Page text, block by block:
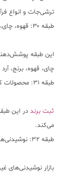
ترشی‌جات و انواع
طبقه ۳۰: قهوه، چای، زعفران، شیرینی و ادویه
این طبقه
چای، قهوه، برنج،
طبقه ۳۱: محصولات کشاورزی و باغبانی
ثبت برند در این
می‌کند.
طبقه ۳۲: نوشیدنی‌های غیرالکلی
بازار نوشیدنی‌های